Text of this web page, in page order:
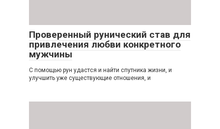
Проверенный рунический став для
привлечения любви конкретного
мужчины
С помощью рун удастся и найти спутника жизни, и
улучшить уже существующие отношения, и